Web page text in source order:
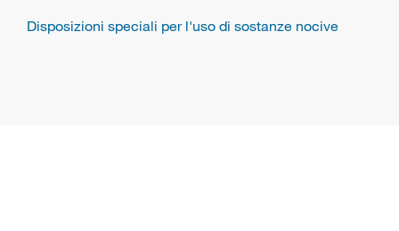
Disposizioni speciali per l'uso di sostanze nocive